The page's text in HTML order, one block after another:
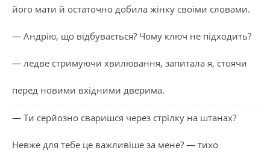
його мати й остаточно добила жінку своїми словами.
— Андрію, що відбувається? Чому ключ не підходить?
— ледве стримуючи хвилювання, запитала я, стоячи
перед новими вхідними дверима.
— Ти серйозно сваришся через стрілку на штанах?
Невже для тебе це важливіше за мене? — тихо